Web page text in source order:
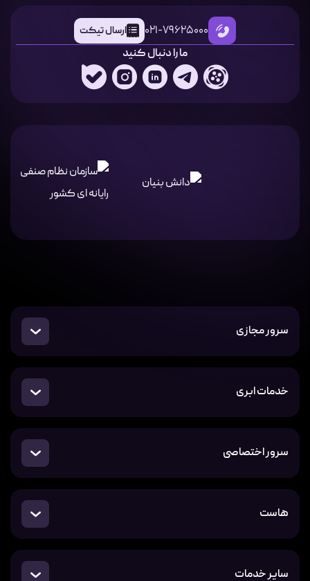
021-79625000 ارسال تیکت
ما را دنبال کنید
سرور مجازی
خدمات ابری
سرور اختصاصی
هاست
سایر خدمات